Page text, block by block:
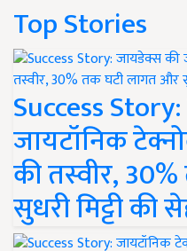
Top Stories
Success
जायटॉनिक
की तस्वीर,
सुधरी मिट्टी की